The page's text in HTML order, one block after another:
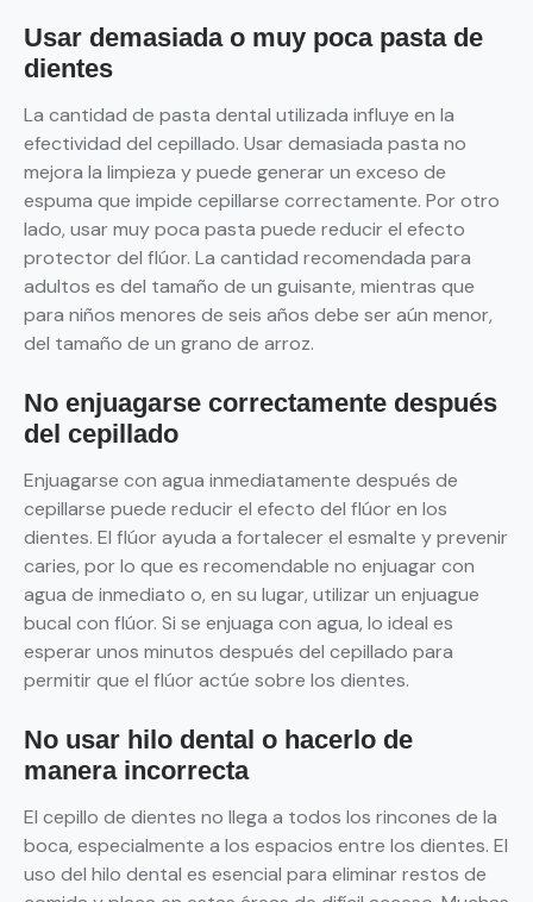
Usar demasiada o muy poca pasta de
dientes
La cantidad de pasta dental utilizada influye en la
efectividad del cepillado. Usar demasiada pasta no
mejora la limpieza y puede generar un exceso de
espuma que impide cepillarse correctamente. Por otro
lado, usar muy poca pasta puede reducir el efecto
protector del flúor. La cantidad recomendada para
adultos es del tamaño de un guisante, mientras que
para niños menores de seis años debe ser aún menor,
del tamaño de un grano de arroz.
No enjuagarse correctamente después
del cepillado
Enjuagarse con agua inmediatamente después de
cepillarse puede reducir el efecto del flúor en los
dientes. El flúor ayuda a fortalecer el esmalte y prevenir
caries, por lo que es recomendable no enjuagar con
agua de inmediato o, en su lugar, utilizar un enjuague
bucal con flúor. Si se enjuaga con agua, lo ideal es
esperar unos minutos después del cepillado para
permitir que el flúor actúe sobre los dientes.
No usar hilo dental o hacerlo de
manera incorrecta
El cepillo de dientes no llega a todos los rincones de la
boca, especialmente a los espacios entre los dientes. El
uso del hilo dental es esencial para eliminar restos de